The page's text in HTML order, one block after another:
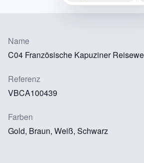
Name
C04 Französische Kapuziner
Referenz
VBCA100439
Farben
Gold, Braun, Weiß, Schwarz